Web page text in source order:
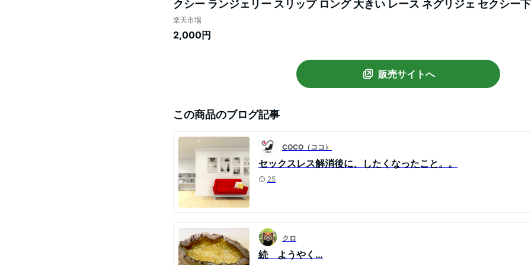
クシー ランジェリー スリップ ロング 大きい レース ネグリジェ セクシー
ース ルームウェア テイストセクシー ランジェリー ■Y-BBD-9151■メール
料
楽天市場
2,000円
販売サイトへ
この商品のブログ記事
COCO（ココ）
セックスレス解消後に、したくなったこと。。
25
クロ
続 ようやく…